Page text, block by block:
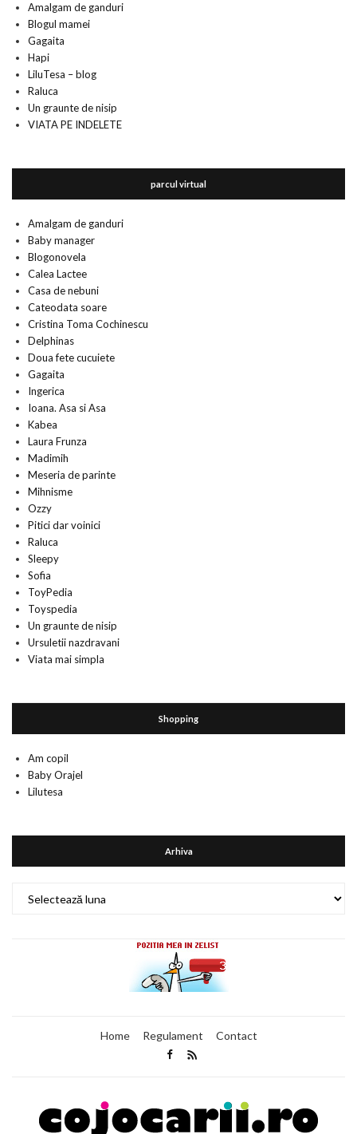
Amalgam de ganduri
Blogul mamei
Gagaita
Hapi
LiluTesa – blog
Raluca
Un graunte de nisip
VIATA PE INDELETE
parcul virtual
Amalgam de ganduri
Baby manager
Blogonovela
Calea Lactee
Casa de nebuni
Cateodata soare
Cristina Toma Cochinescu
Delphinas
Doua fete cucuiete
Gagaita
Ingerica
Ioana. Asa si Asa
Kabea
Laura Frunza
Madimih
Meseria de parinte
Mihnisme
Ozzy
Pitici dar voinici
Raluca
Sleepy
Sofia
ToyPedia
Toyspedia
Un graunte de nisip
Ursuletii nazdravani
Viata mai simpla
Shopping
Am copil
Baby Orajel
Lilutesa
Arhiva
Home Regulament Contact